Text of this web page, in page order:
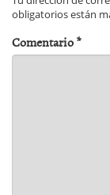
obligatorios están
Comentario*